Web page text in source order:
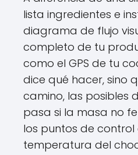
lista ingredientes e
diagrama de flujo
completo de tu
como el GPS de tu
dice qué hacer, sino
camino, las posibles
pasa si la masa no
los puntos de
temperatura del